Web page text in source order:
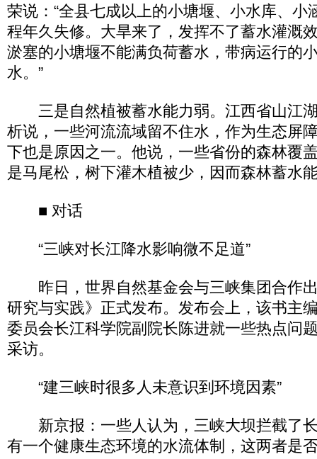
荣说：“全县七成以上的小塘堰、小水库、小
程年久失修。大旱来了，发挥不了蓄水灌溉
淤塞的小塘堰不能满负荷蓄水，带病运行的
水。”
三是自然植被蓄水能力弱。江西省山江
析说，一些河流流域留不住水，作为生态屏
下也是原因之一。他说，一些省份的森林覆
是马尾松，树下灌木植被少，因而森林蓄水
■ 对话
“三峡对长江降水影响微不足道”
昨日，世界自然基金会与三峡集团合作
研究与实践》正式发布。发布会上，该书主
委员会长江科学院副院长陈进就一些热点问
采访。
“建三峡时很多人未意识到环境因素”
新京报：一些人认为，三峡大坝拦截了长
有一个健康生态环境的水流体制，这两者是